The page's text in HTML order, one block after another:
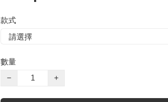
款式
數量
−
+